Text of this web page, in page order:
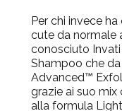
Per chi invece
cute da normale
conosciuto
Shampoo che
Advanced™
grazie ai suo
alla formula